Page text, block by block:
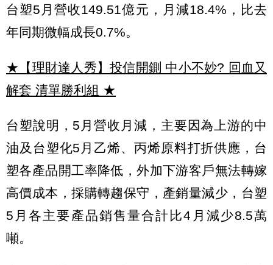
台塑5月營收149.51億元，月減18.4%，比去
年同期微幅成長0.7%。
★【理財達人秀】投信開鍘 中小不妙? 回血又
解套 清單勝利組 ★
台塑說明，5月營收月減，主要因為上游的中
油及台塑化5月乙烯、丙烯原料打折供應，台
塑各產品開工率降低，外加下游客戶無法轉嫁
高價成本，採購轉趨保守，產銷量減少，台塑
5月各主要產品銷售量合計比4月減少8.5萬
噸。